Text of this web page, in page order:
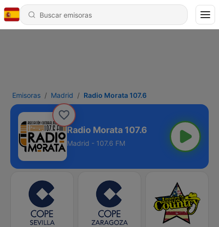
Emisoras Madrid Radio Morata 107.6
Radio Morata 107.6
Madrid - 107.6 FM